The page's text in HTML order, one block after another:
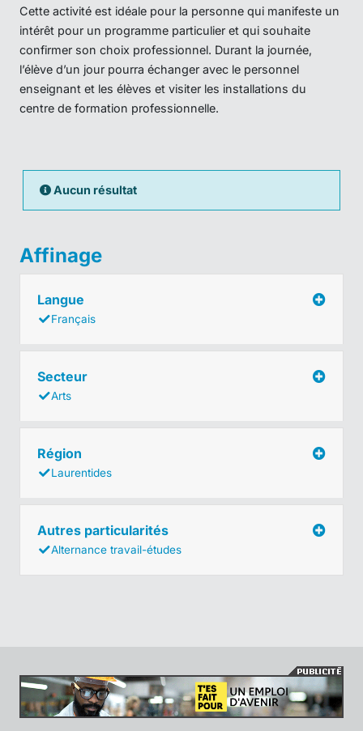
Cette activité est idéale pour la personne qui manifeste un
intérêt pour un programme particulier et qui souhaite
confirmer son choix professionnel. Durant la journée,
l’élève d’un jour pourra échanger avec le personnel
enseignant et les élèves et visiter les installations du
centre de formation professionnelle.
Aucun résultat
Affinage
Langue
Français
Secteur
Arts
Région
Laurentides
Autres particularités
Alternance travail-études